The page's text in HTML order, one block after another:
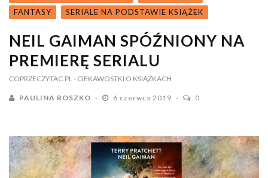
FANTASY
SERIALE NA PODSTAWIE KSIĄŻEK
NEIL GAIMAN SPÓŹNIONY NA
PREMIERĘ SERIALU
COPRZECZYTAC.PL - CIEKAWOSTKI O KSIĄŻKACH
PAULINA ROSZKO 6 czerwca 2019 0